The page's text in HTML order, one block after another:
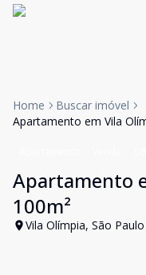
Home
Buscar imóvel
Apartamento em Vila
Apartamento
100m²
Vila Olímpia, São Paulo